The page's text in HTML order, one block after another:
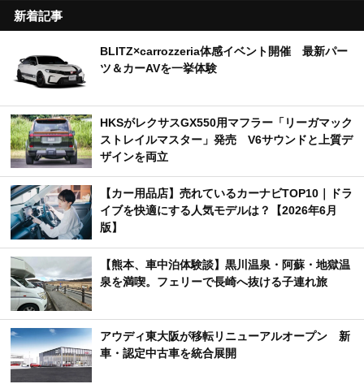
新着記事
BLITZ×carrozzeria体感イベント開催 最新パー
ツ＆カーAVを一挙体験
HKSがレクサスGX550用マフラー「リーガマック
ストレイルマスター」発売 V6サウンドと上質デ
ザインを両立
【カー用品店】売れているカーナビTOP10｜ドラ
イブを快適にする人気モデルは？【2026年6月
版】
【熊本、車中泊体験談】黒川温泉・阿蘇・地獄温
泉を満喫。フェリーで長崎へ抜ける子連れ旅
アウディ東大阪が移転リニューアルオープン 新
車・認定中古車を統合展開